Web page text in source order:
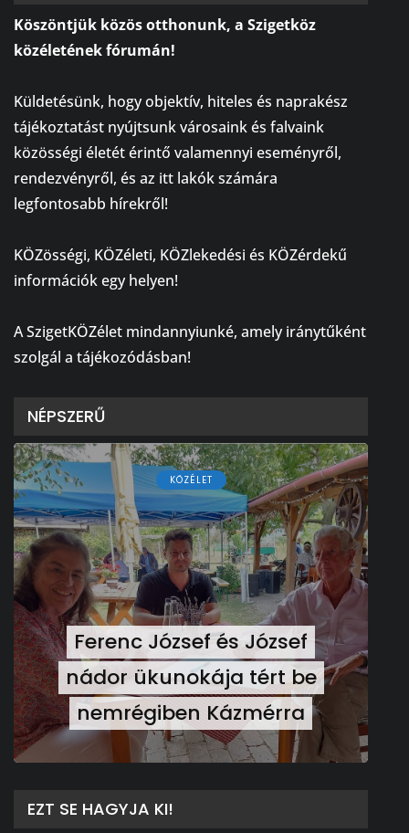
Köszöntjük közös otthonunk, a Szigetköz
közéletének fórumán!
Küldetésünk, hogy objektív, hiteles és naprakész
tájékoztatást nyújtsunk városaink és falvaink
közösségi életét érintő valamennyi eseményről,
rendezvényről, és az itt lakók számára
legfontosabb hírekről!
KÖZösségi, KÖZéleti, KÖZlekedési és KÖZérdekű
információk egy helyen!
A SzigetKÖZélet mindannyiunké, amely iránytűként
szolgál a tájékozódásban!
NÉPSZERŰ
KÖZÉLET
Ferenc József és József
nádor ükunokája tért be
nemrégiben Kázmérra
EZT SE HAGYJA KI!